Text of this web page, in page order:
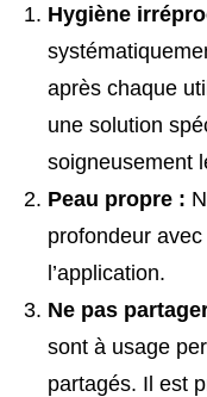
Hygiène
après chaque
une solution
soigneusement
Peau propre :
profondeur
l’application.
Ne pas
sont à usage
partagés. Il est